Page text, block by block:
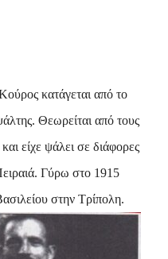
κατάγεται από το
Θεωρείται από τους
είχε ψάλει σε διάφορες
Γύρω στο 1915
στην Τρίπολη.